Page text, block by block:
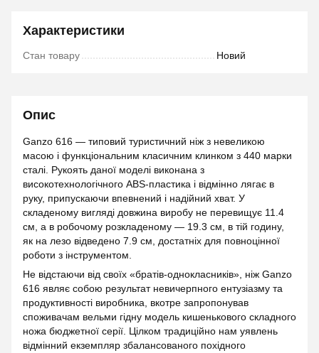
Характеристики
Стан товару Новий
Опис
Ganzo 616 — типовий туристичний ніж з невеликою
масою і функціональним класичним клинком з 440 марки
сталі. Рукоять даної моделі виконана з
високотехнологічного ABS-пластика і відмінно лягає в
руку, припускаючи впевнений і надійний хват. У
складеному вигляді довжина виробу не перевищує 11.4
см, а в робочому розкладеному — 19.3 см, в тій годину,
як на лезо відведено 7.9 см, достатніх для повноцінної
роботи з інструментом.
Не відстаючи від своїх «братів-однокласників», ніж Ganzo
616 являє собою результат невичерпного ентузіазму та
продуктивності виробника, вкотре запропонував
споживачам вельми гідну модель кишенькового складного
ножа бюджетної серії. Цілком традиційно нам уявлень
відмінний екземпляр збалансованого похідного